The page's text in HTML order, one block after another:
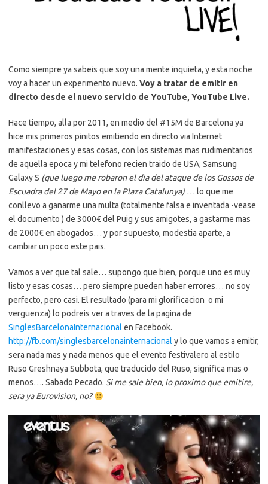
Como siempre ya sabeis que soy una mente inquieta, y esta noche
voy a hacer un experimento nuevo. Voy a tratar de emitir en
directo desde el nuevo servicio de YouTube, YouTube Live.
Hace tiempo, alla por 2011, en medio del #15M de Barcelona ya
hice mis primeros pinitos emitiendo en directo via Internet
manifestaciones y esas cosas, con los sistemas mas rudimentarios
de aquella epoca y mi telefono recien traido de USA, Samsung
Galaxy S (que luego me robaron el dia del ataque de los Gossos de
Escuadra del 27 de Mayo en la Plaza Catalunya) … lo que me
conllevo a ganarme una multa (totalmente falsa e inventada -vease
el documento ) de 3000€ del Puig y sus amigotes, a gastarme mas
de 2000€ en abogados… y por supuesto, modestia aparte, a
cambiar un poco este pais.
Vamos a ver que tal sale… supongo que bien, porque uno es muy
listo y esas cosas… pero siempre pueden haber errores… no soy
perfecto, pero casi. El resultado (para mi glorificacion o mi
verguenza) lo podreis ver a traves de la pagina de
SinglesBarcelonaInternacional en Facebook.
http://fb.com/singlesbarcelonainternacional y lo que vamos a emitir,
sera nada mas y nada menos que el evento festivalero al estilo
Ruso Greshnaya Subbota, que traducido del Ruso, significa mas o
menos…. Sabado Pecado. Si me sale bien, lo proximo que emitire,
sera ya Eurovision, no?